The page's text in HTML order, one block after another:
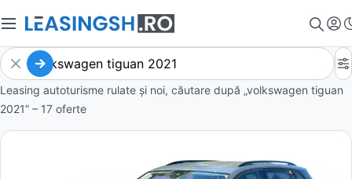
Leasing autoturisme rulate și noi, căutare după „volkswagen tiguan
2021” – 17 oferte